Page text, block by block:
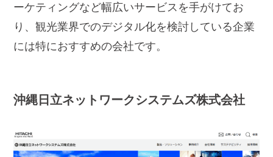
ーケティングなど幅広いサービスを手がけてお
り、観光業界でのデジタル化を検討している企業
には特におすすめの会社です。
沖縄日立ネットワークシステムズ株式会社